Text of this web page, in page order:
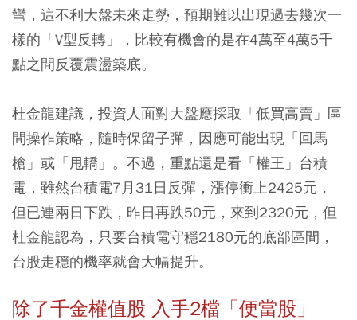
彎，這不利大盤未來走勢，預期難以出現過去幾次一
樣的「V型反轉」，比較有機會的是在4萬至4萬5千
點之間反覆震盪築底。
杜金龍建議，投資人面對大盤應採取「低買高賣」區
間操作策略，隨時保留子彈，因應可能出現「回馬
槍」或「甩轎」。不過，重點還是看「權王」台積
電，雖然台積電7月31日反彈，漲停衝上2425元，
但已連兩日下跌，昨日再跌50元，來到2320元，但
杜金龍認為，只要台積電守穩2180元的底部區間，
台股走穩的機率就會大幅提升。
除了千金權值股 入手2檔「便當股」